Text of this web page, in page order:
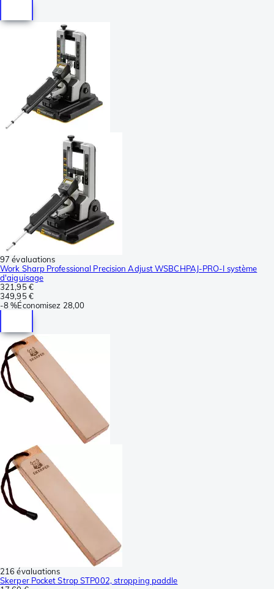
97 évaluations
Work Sharp Professional Precision Adjust WSBCHPAJ-PRO-I système
d'aiguisage
321,95 €
349,95 €
-8 %Économisez 28,00
216 évaluations
Skerper Pocket Strop STP002, stropping paddle